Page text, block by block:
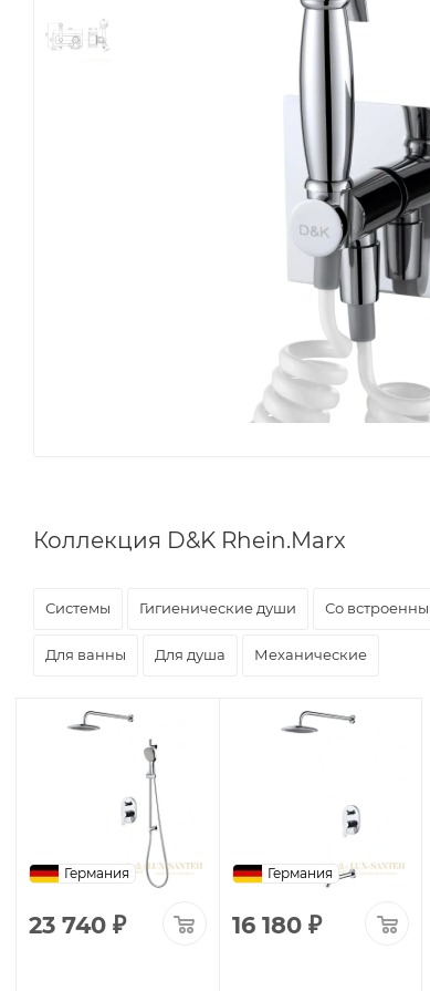
Коллекция D&K Rhein.Marx
Системы Гигиенические души Со
Для ванны Для душа Механические
Германия
23 740 ₽
Германия
16 180₽